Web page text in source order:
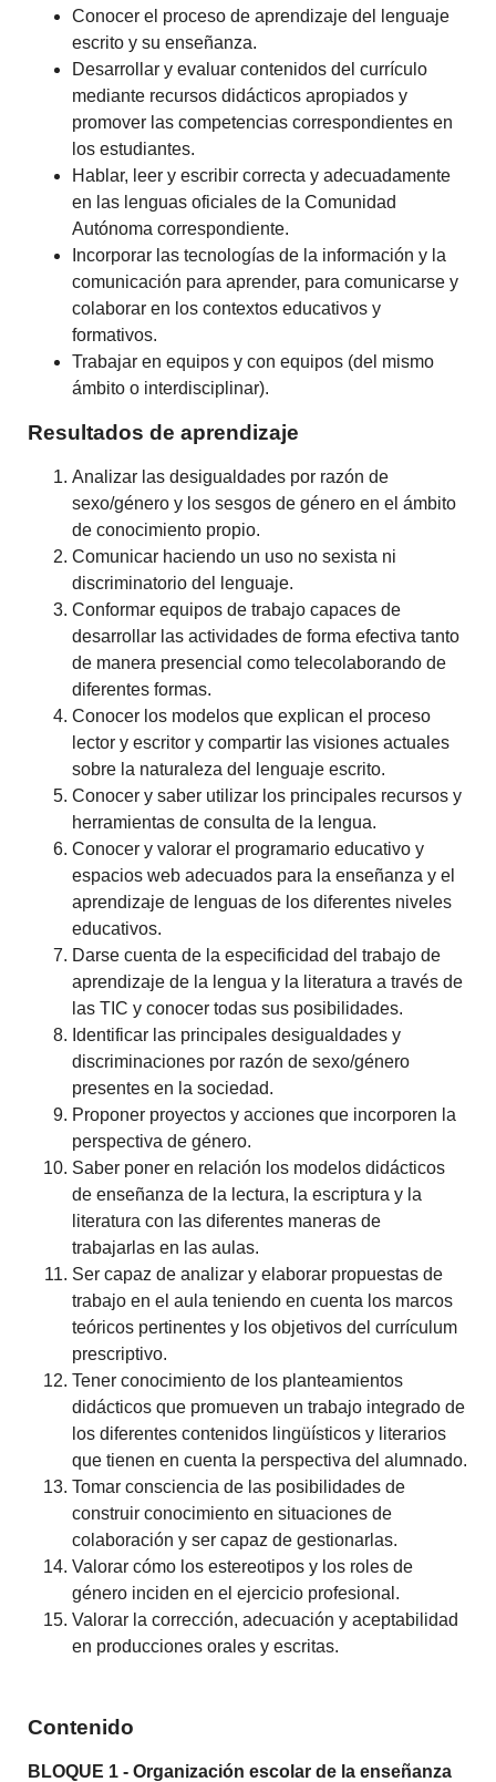
Conocer el proceso de aprendizaje del lenguaje
escrito y su enseñanza.
Desarrollar y evaluar contenidos del currículo
mediante recursos didácticos apropiados y
promover las competencias correspondientes en
los estudiantes.
Hablar, leer y escribir correcta y adecuadamente
en las lenguas oficiales de la Comunidad
Autónoma correspondiente.
Incorporar las tecnologías de la información y la
comunicación para aprender, para comunicarse y
colaborar en los contextos educativos y
formativos.
Trabajar en equipos y con equipos (del mismo
ámbito o interdisciplinar).
Resultados de aprendizaje
Analizar las desigualdades por razón de
sexo/género y los sesgos de género en el ámbito
de conocimiento propio.
Comunicar haciendo un uso no sexista ni
discriminatorio del lenguaje.
Conformar equipos de trabajo capaces de
desarrollar las actividades de forma efectiva tanto
de manera presencial como telecolaborando de
diferentes formas.
Conocer los modelos que explican el proceso
lector y escritor y compartir las visiones actuales
sobre la naturaleza del lenguaje escrito.
Conocer y saber utilizar los principales recursos y
herramientas de consulta de la lengua.
Conocer y valorar el programario educativo y
espacios web adecuados para la enseñanza y el
aprendizaje de lenguas de los diferentes niveles
educativos.
Darse cuenta de la especificidad del trabajo de
aprendizaje de la lengua y la literatura a través de
las TIC y conocer todas sus posibilidades.
Identificar las principales desigualdades y
discriminaciones por razón de sexo/género
presentes en la sociedad.
Proponer proyectos y acciones que incorporen la
perspectiva de género.
Saber poner en relación los modelos didácticos
de enseñanza de la lectura, la escriptura y la
literatura con las diferentes maneras de
trabajarlas en las aulas.
Ser capaz de analizar y elaborar propuestas de
trabajo en el aula teniendo en cuenta los marcos
teóricos pertinentes y los objetivos del currículum
prescriptivo.
Tener conocimiento de los planteamientos
didácticos que promueven un trabajo integrado de
los diferentes contenidos lingüísticos y literarios
que tienen en cuenta la perspectiva del alumnado.
Tomar consciencia de las posibilidades de
construir conocimiento en situaciones de
colaboración y ser capaz de gestionarlas.
Valorar cómo los estereotipos y los roles de
género inciden en el ejercicio profesional.
Valorar la corrección, adecuación y aceptabilidad
en producciones orales y escritas.
Contenido
BLOQUE 1 - Organización escolar de la enseñanza